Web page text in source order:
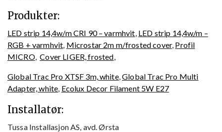
Produkter:
LED strip 14,4w/m CRI 90 – varmhvit, LED strip 14,4w/m –
RGB + varmhvit, Microstar 2m m/frosted cover, Profil
MICRO,Cover LIGER, frosted,
Global Trac Pro XTSF 3m, white,Global Trac Pro Multi
Adapter, white, Ecolux Decor Filament 5W E27
Installatør:
Tussa Installasjon AS, avd. Ørsta